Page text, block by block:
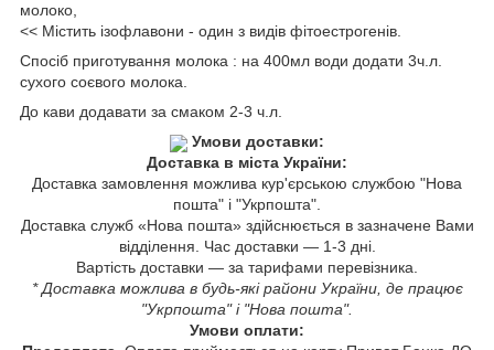
молоко,
<< Містить ізофлавони - один з видів фітоестрогенів.
Спосіб приготування молока : на 400мл води додати 3ч.л.
сухого соєвого молока.
До кави додавати за смаком 2-3 ч.л.
Умови доставки:
Доставка в міста України:
Доставка замовлення можлива кур'єрською службою "Нова
пошта" і "Укрпошта".
Доставка служб «Нова пошта» здійснюється в зазначене Вами
відділення. Час доставки — 1-3 дні.
Вартість доставки — за тарифами перевізника.
* Доставка можлива в будь-які райони України, де працює
"Укрпошта" і "Нова пошта".
Умови оплати: